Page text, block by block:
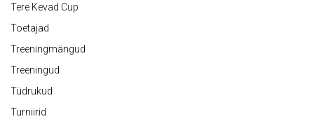
Tere Kevad Cup
Toetajad
Treeningmängud
Treeningud
Tüdrukud
Turniirid